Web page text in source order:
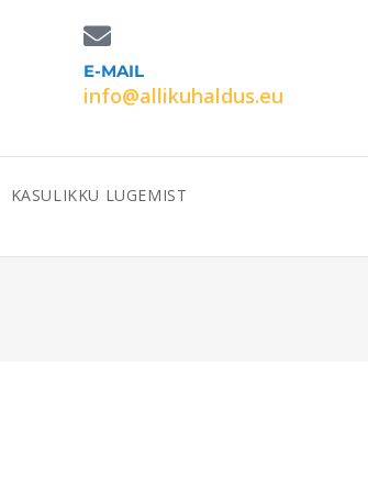
E-MAIL
info@allikuhaldus.eu
KASULIKKU LUGEMIST